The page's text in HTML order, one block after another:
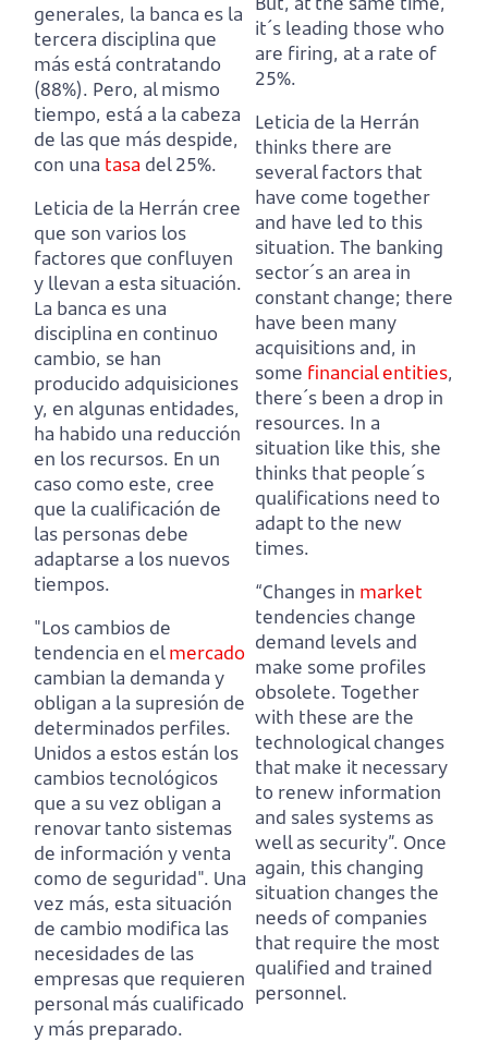
generales, la banca es la
tercera disciplina que
más está contratando
(88%). Pero, al mismo
tiempo, está a la cabeza
de las que más despide,
con una tasa del 25%.
Leticia de la Herrán cree
que son varios los
factores que confluyen
y llevan a esta situación.
La banca es una
disciplina en continuo
cambio, se han
producido adquisiciones
y, en algunas entidades,
ha habido una reducción
en los recursos. En un
caso como este, cree
que la cualificación de
las personas debe
adaptarse a los nuevos
tiempos.
"Los cambios de
tendencia en elmercado
cambian la demanda y
obligan a la supresión de
determinados perfiles.
Unidos a estos están los
cambios tecnológicos
que a su vez obligan a
renovar tanto sistemas
de información y venta
como de seguridad". Una
vez más, esta situación
de cambio modifica las
necesidades de las
empresas que requieren
personal más cualificado
y más preparado.
it´s leading those who
are firing, at a rate of
25%.
Leticia de la Herrán
thinks there are
several factors that
have come together
and have led to this
situation. The banking
sector´s an area in
constant change; there
have been many
acquisitions and, in
some financial entities,
there´s been a drop in
resources. In a
situation like this, she
thinks that people´s
qualifications need to
adapt to the new
times.
“Changes in market
tendencies change
demand levels and
make some profiles
obsolete. Together
with these are the
technological changes
that make it necessary
to renew information
and sales systems as
well as security”. Once
again, this changing
situation changes the
needs of companies
that require the most
qualified and trained
personnel.